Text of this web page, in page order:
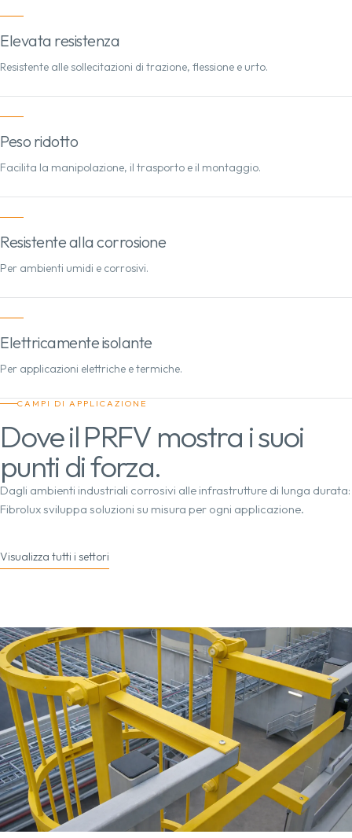
Elevata resistenza
Resistente alle sollecitazioni di trazione, flessione e urto.
Peso ridotto
Facilita la manipolazione, il trasporto e il montaggio.
Resistente alla corrosione
Per ambienti umidi e corrosivi.
Elettricamente isolante
Per applicazioni elettriche e termiche.
CAMPI DI APPLICAZIONE
Dove il PRFV mostra i suoi
punti di forza.
Dagli ambienti industriali corrosivi alle infrastrutture di lunga durata:
Fibrolux sviluppa soluzioni su misura per ogni applicazione.
Visualizza tutti i settori